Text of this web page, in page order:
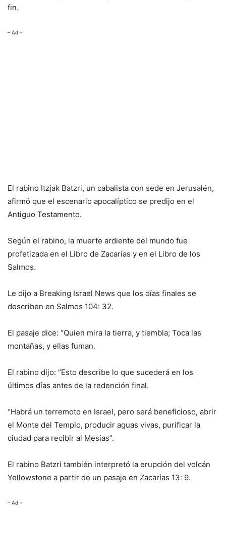
fin.
– Ad –
El rabino Itzjak Batzri, un cabalista con sede en Jerusalén,
afirmó que el escenario apocalíptico se predijo en el
Antiguo Testamento.
Según el rabino, la muerte ardiente del mundo fue
profetizada en el Libro de Zacarías y en el Libro de los
Salmos.
Le dijo a Breaking Israel News que los días finales se
describen en Salmos 104: 32.
El pasaje dice: “Quien mira la tierra, y tiembla; Toca las
montañas, y ellas fuman.
El rabino dijo: “Esto describe lo que sucederá en los
últimos días antes de la redención final.
“Habrá un terremoto en Israel, pero será beneficioso, abrir
el Monte del Templo, producir aguas vivas, purificar la
ciudad para recibir al Mesías”.
El rabino Batzri también interpretó la erupción del volcán
Yellowstone a partir de un pasaje en Zacarías 13: 9.
– Ad –